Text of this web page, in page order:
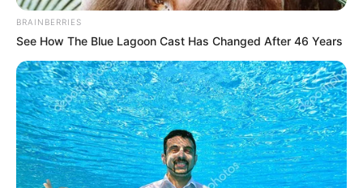
8 Kata Lucu Seputar Malam
Minggu ala Jomblo yang Bikin
Ngenes
BRAINBERRIES
See How The Blue Lagoon Cast Has Changed After 46 Years